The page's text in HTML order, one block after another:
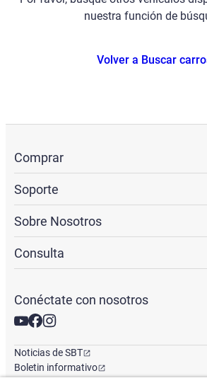
nuestra función de
Volver a Buscar
Comprar
Soporte
Sobre Nosotros
Consulta
Conéctate con nosotros
Noticias de SBT
Boletin informativo